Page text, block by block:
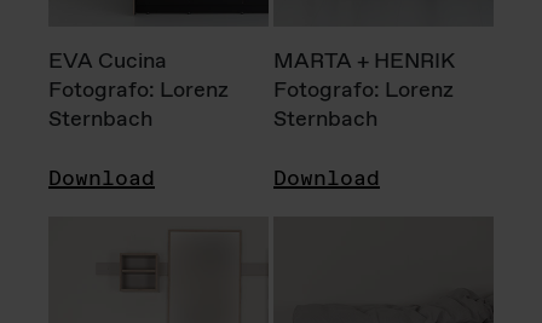
EVA Cucina
Fotografo: Lorenz
Sternbach
Download
MARTA + HENRIK
Fotografo: Lorenz
Sternbach
Download